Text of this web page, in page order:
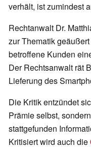
verhält, ist zumindest
Rechtanwalt Dr.
zur Thematik
betroffene Kunden
Der Rechtsanwalt rät
Lieferung des
Die Kritik entzündet
Prämie selbst,
stattgefunden
Kritisiert wird auch die